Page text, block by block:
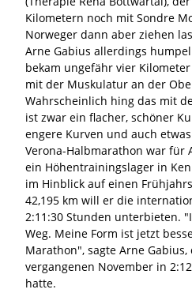
Kilometern noch mit Sondre
Norweger dann aber ziehen
Arne Gabius allerdings
bekam ungefähr vier
mit der Muskulatur an der
Wahrscheinlich hing das mit
ist zwar ein flacher, schöner
engere Kurven und auch
Verona-Halbmarathon war für
ein Höhentrainingslager in
im Hinblick auf einen
42,195 km will er die
2:11:30 Stunden unterbieten.
Weg. Meine Form ist jetzt
Marathon", sagte Arne
vergangenen November in
hatte.